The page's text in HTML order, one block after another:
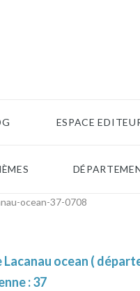
ESPACE
ocean-37-0708
ocean (
: 37